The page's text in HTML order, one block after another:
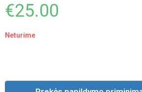
€25.00
Neturime